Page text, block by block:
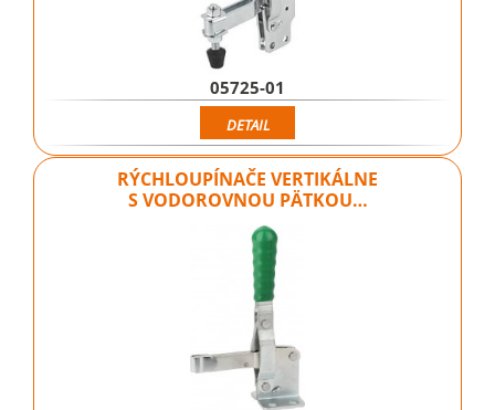
05725-01
DETAIL
RÝCHLOUPÍNAČE VERTIKÁLNE
S VODOROVNOU PÄTKOU…